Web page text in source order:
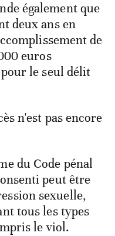
également que
deux ans en
de
euros
le seul délit
n'est pas encore
du Code pénal
peut être
sexuelle,
tous les types
le viol.